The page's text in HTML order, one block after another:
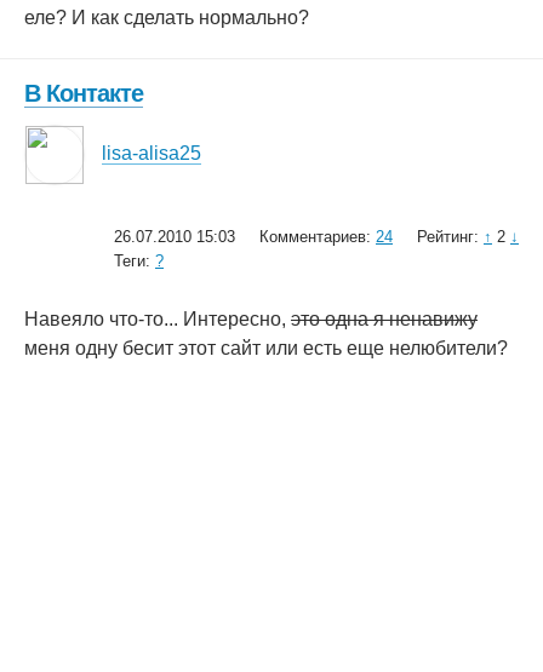
еле? И как сделать нормально?
В Контакте
lisa-alisa25
26.07.2010 15:03 Комментариев: 24 Рейтинг: ↑ 2 ↓
Теги: ?
Навеяло что-то... Интересно, это одна я ненавижу
меня одну бесит этот сайт или есть еще нелюбители?